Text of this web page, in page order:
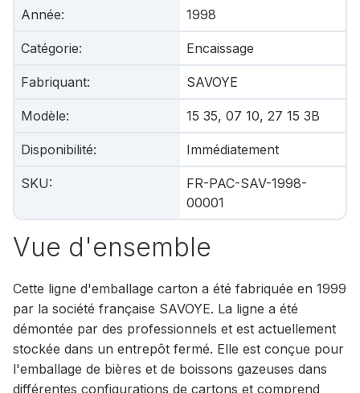
Année: 1998
Catégorie: Encaissage
Fabriquant: SAVOYE
Modèle: 15 35, 07 10, 27 15 3B
Disponibilité: Immédiatement
SKU:
FR-PAC-SAV-1998-
00001
Vue d'ensemble
Cette ligne d'emballage carton a été fabriquée en 1999
par la société française SAVOYE. La ligne a été
démontée par des professionnels et est actuellement
stockée dans un entrepôt fermé. Elle est conçue pour
l'emballage de bières et de boissons gazeuses dans
différentes configurations de cartons et comprend